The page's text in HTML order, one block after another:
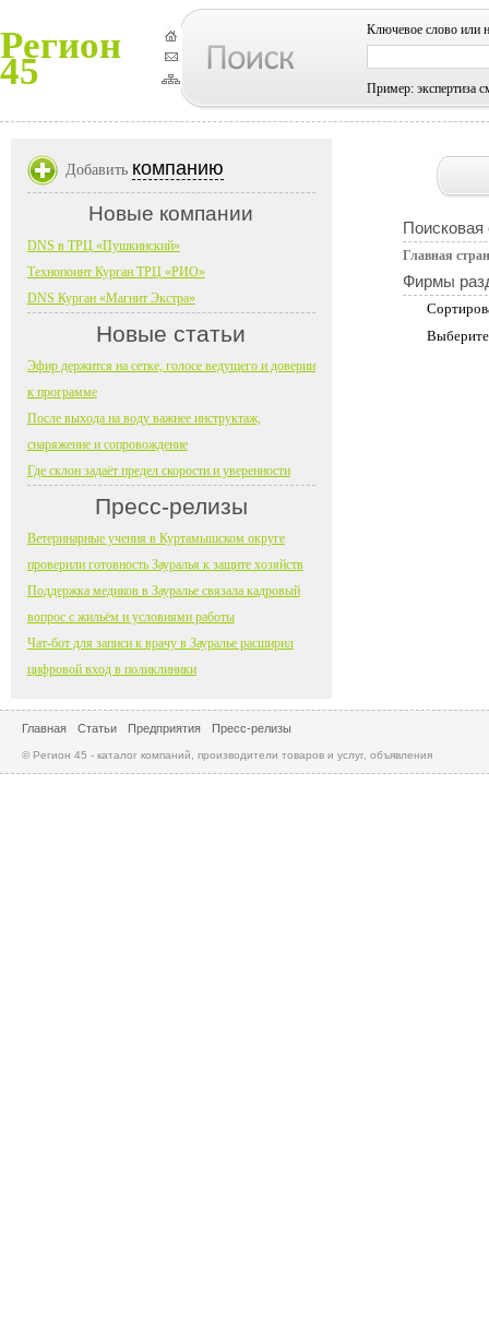
Регион
45
Ключевое слово или
Пример: экспертиза
Поисковая
Главная
Фирмы
Добавить компанию
Новые компании
DNS в ТРЦ «Пушкинский»
Технопоинт Курган ТРЦ «РИО»
DNS Курган «Магнит Экстра»
Новые статьи
Эфир держится на сетке, голосе ведущего и доверии
к программе
После выхода на воду важнее инструктаж,
снаряжение и сопровождение
Где склон задаёт предел скорости и уверенности
Пресс-релизы
Ветеринарные учения в Куртамышском округе
проверили готовность Зауралья к защите хозяйств
Поддержка медиков в Зауралье связала кадровый
вопрос с жильём и условиями работы
Чат-бот для записи к врачу в Зауралье расширил
цифровой вход в поликлиники
Главная Статьи Предприятия Пресс-релизы
© Регион 45 - каталог компаний, производители товаров и услуг, объявления